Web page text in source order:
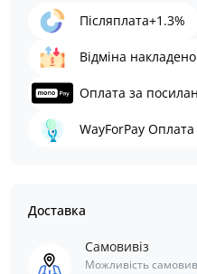
Післяплата+1.3%
Відміна
Оплата за
WayForPay
Доставка
Самовивіз
Можливість